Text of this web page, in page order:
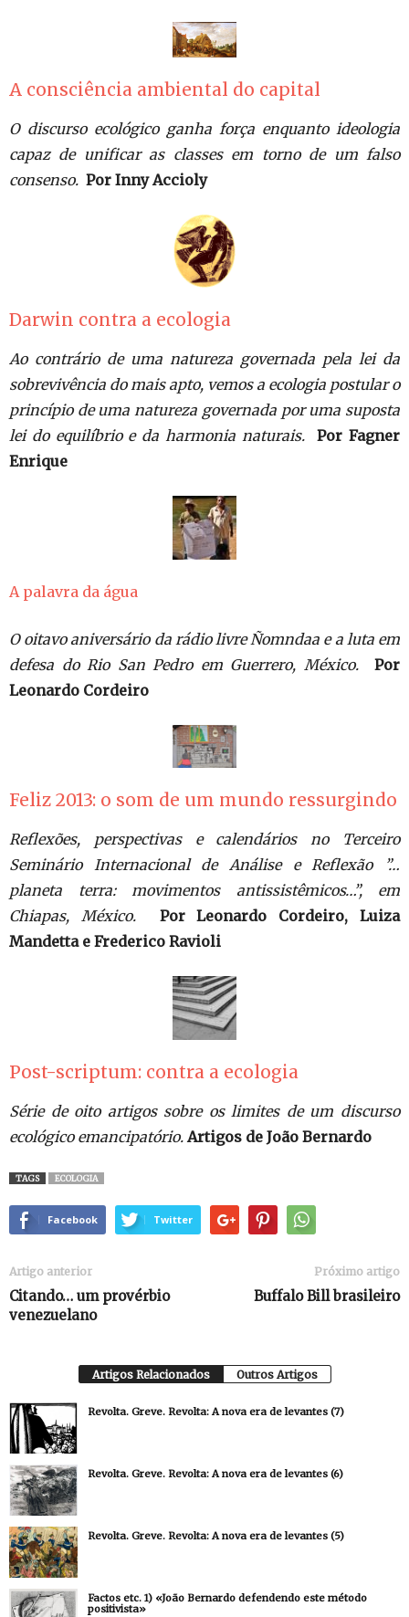
A consciência ambiental do capital
O discurso ecológico ganha força enquanto ideologia
capaz de unificar as classes em torno de um falso
consenso. Por Inny Accioly
Darwin contra a ecologia
Ao contrário de uma natureza governada pela lei da
sobrevivência do mais apto, vemos a ecologia postular o
princípio de uma natureza governada por uma suposta
lei do equilíbrio e da harmonia naturais.
Por Fagner
Enrique
A palavra da água
O oitavo aniversário da rádio livre Ñomndaa e a luta em
defesa do Rio San Pedro em Guerrero, México.
Por
Leonardo Cordeiro
Feliz 2013: o som de um mundo ressurgindo
Reflexões, perspectivas e calendários no Terceiro
Seminário Internacional de Análise e Reflexão ”…
planeta terra: movimentos antissistêmicos…”, em
Chiapas, México.
Por Leonardo Cordeiro, Luiza
Mandetta e Frederico Ravioli
Post-scriptum: contra a ecologia
Série de oito artigos sobre os limites de um discurso
ecológico emancipatório. Artigos de João Bernardo
TAGS ECOLOGIA
Facebook Twitter
Artigo anterior
Citando… um provérbio
venezuelano
Próximo artigo
Buffalo Bill brasileiro
Artigos Relacionados Outros Artigos
Revolta. Greve. Revolta: A nova era de levantes (7)
Revolta. Greve. Revolta: A nova era de levantes (6)
Revolta. Greve. Revolta: A nova era de levantes (5)
Factos etc. 1) «João Bernardo defendendo este método
positivista»